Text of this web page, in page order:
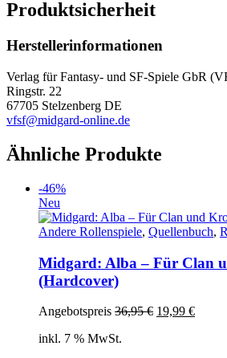
Produktsicherheit
Herstellerinformationen
Verlag für Fantasy- und SF-Spiele GbR
Ringstr. 22
67705 Stelzenberg DE
vfsf@midgard-online.de
Ähnliche Produkte
-46%
Neu
Andere Rollenspiele, Quellenbuch,
Midgard: Alba – Für Clan
(Hardcover)
Angebotspreis 36,95€ Ursprünglicher
19,99 €
inkl. 7 % MwSt.